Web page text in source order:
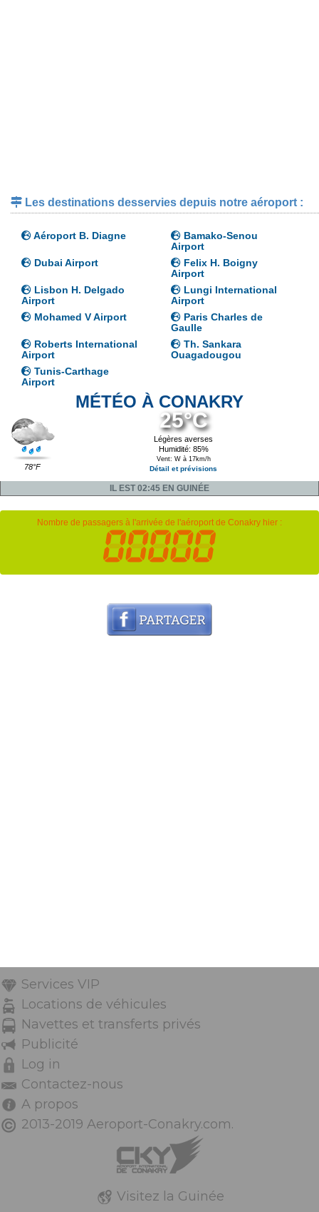
Les destinations desservies depuis notre aéroport :
Aéroport B. Diagne
Bamako-Senou
Airport
Dubai Airport
Felix H. Boigny
Airport
Lisbon H. Delgado
Airport
Lungi International
Airport
Mohamed V Airport
Paris Charles de
Gaulle
Roberts International
Airport
Th. Sankara
Ouagadougou
Tunis-Carthage
Airport
MÉTÉO À CONAKRY
78°F
25°C
Légères averses
Humidité: 85%
Vent: W à 17km/h
Détail et prévisions
IL EST 02:45 EN GUINÉE
Nombre de passagers à l'arrivée de l'aéroport de Conakry hier :
Services VIP
Locations de véhicules
Navettes et transferts privés
Publicité
Log in
Contactez-nous
A propos
2013-2019 Aeroport-Conakry.com.
Visitez la Guinée